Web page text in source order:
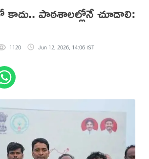
కాదు.. పాఠశాలల్లోనే చూడాలి:
1120 Jun 12, 2026, 14:06 IST